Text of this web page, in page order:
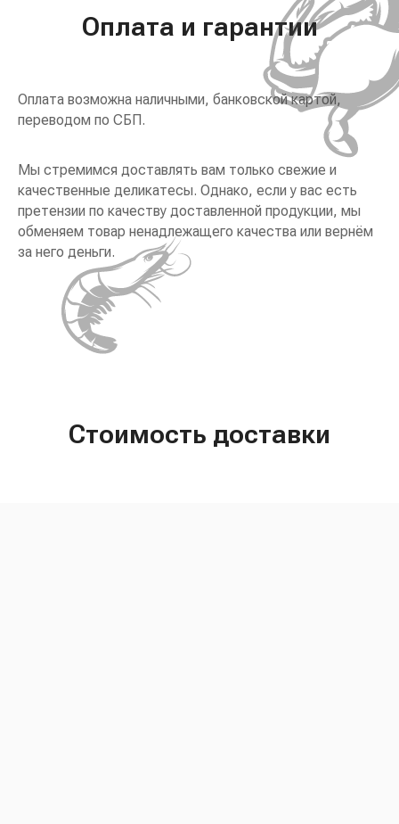
Оплата и гарантии
Оплата возможна наличными, банковской картой,
переводом по СБП.
Мы стремимся доставлять вам только свежие и
качественные деликатесы. Однако, если у вас есть
претензии по качеству доставленной продукции, мы
обменяем товар ненадлежащего качества или вернём
за него деньги.
Стоимость доставки